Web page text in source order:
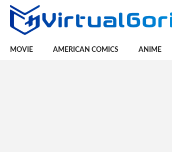
MOVIE AMERICAN COMICS ANIME